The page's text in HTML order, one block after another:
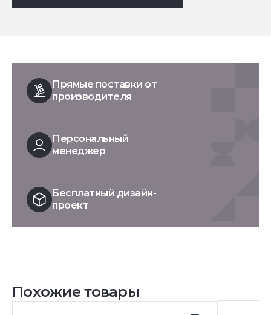
Прямые поставки от
производителя
Персональный
менеджер
Бесплатный дизайн-
проект
Похожие товары